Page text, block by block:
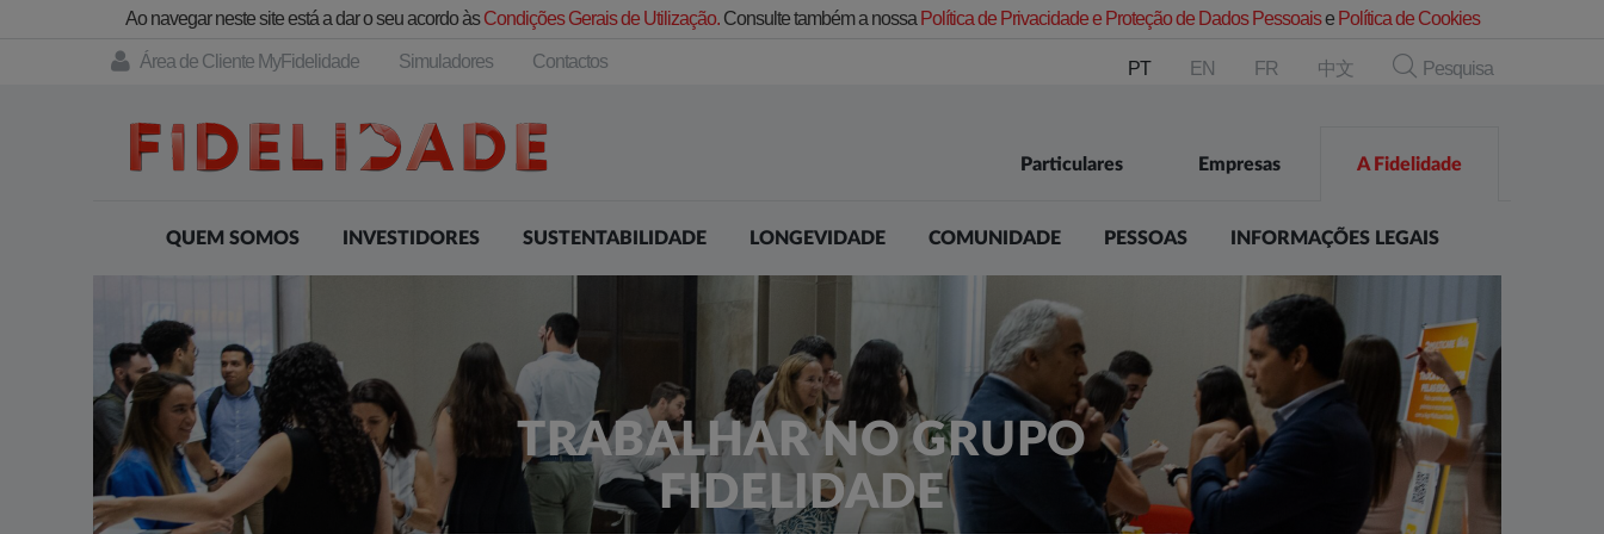
Ao navegar neste site está a dar o seu acordo àsCondições Gerais de Utilização.Consulte também a nossa Política de Privacidade e Proteção de Dados Pessoaise Política de Cookies
Área de Cliente MyFidelidade Simuladores Contactos PT EN FR 中文 Pesquisa
Particulares Empresas A Fidelidade
QUEM SOMOS INVESTIDORES SUSTENTABILIDADE LONGEVIDADE COMUNIDADE PESSOAS INFORMAÇÕES LEGAIS
TRABALHAR NO GRUPO
FIDELIDADE